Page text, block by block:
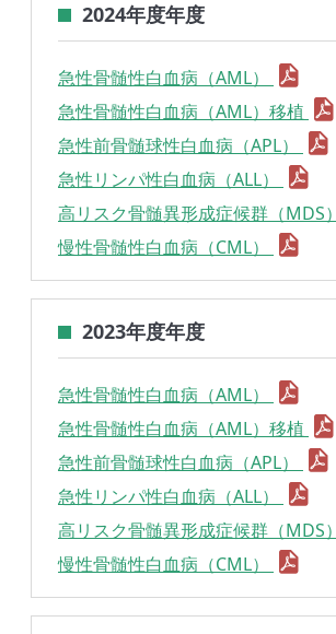
2024年度年度
急性骨髄性白血病（AML）
急性骨髄性白血病（AML）移植
急性前骨髄球性白血病（APL）
急性リンパ性白血病（ALL）
高リスク骨髄異形成症候群（MDS）
慢性骨髄性白血病（CML）
2023年度年度
急性骨髄性白血病（AML）
急性骨髄性白血病（AML）移植
急性前骨髄球性白血病（APL）
急性リンパ性白血病（ALL）
高リスク骨髄異形成症候群（MDS）
慢性骨髄性白血病（CML）